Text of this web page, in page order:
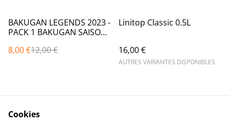
%
BAKUGAN LEGENDS 2023 -
PACK 1 BAKUGAN SAISON
Carte Portail Et 1 Carte
8,00 €12,00 €
Linitop Classic 0.5L
16,00 €
AUTRES VARIANTES DISPONIBLES
Cookies